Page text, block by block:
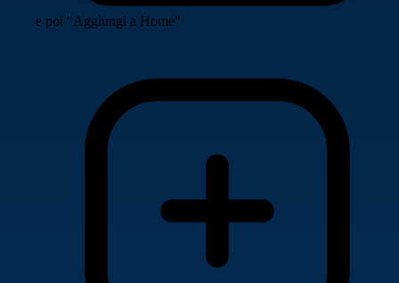
e poi "Aggiungi a Home"